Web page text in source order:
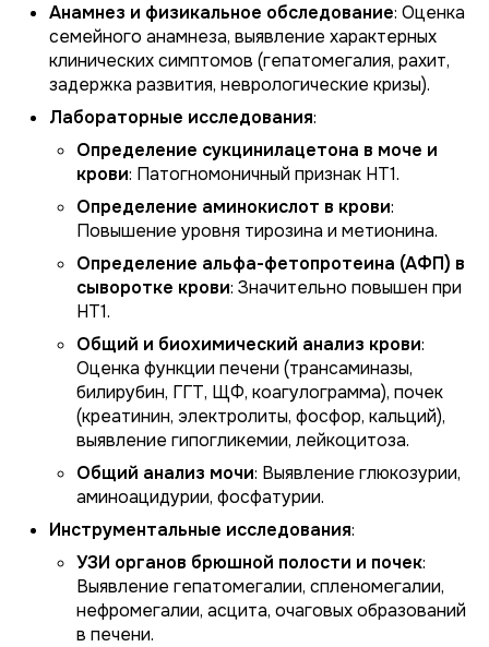
Анамнез и физикальное обследование: Оценка
семейного анамнеза, выявление характерных
клинических симптомов (гепатомегалия, рахит,
задержка развития, неврологические кризы).
Лабораторные исследования:
Определение сукцинилацетона в моче и
крови: Патогномоничный признак НТ1.
Определение аминокислот в крови:
Повышение уровня тирозина и метионина.
Определение альфа-фетопротеина (АФП) в
сыворотке крови: Значительно повышен при
НТ1.
Общий и биохимический анализ крови:
Оценка функции печени (трансаминазы,
билирубин, ГГТ, ЩФ, коагулограмма), почек
(креатинин, электролиты, фосфор, кальций),
выявление гипогликемии, лейкоцитоза.
Общий анализ мочи: Выявление глюкозурии,
аминоацидурии, фосфатурии.
Инструментальные исследования:
УЗИ органов брюшной полости и почек:
Выявление гепатомегалии, спленомегалии,
нефромегалии, асцита, очаговых образований
в печени.